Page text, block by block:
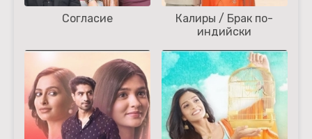
Согласие
Калиры / Брак по-
индийски